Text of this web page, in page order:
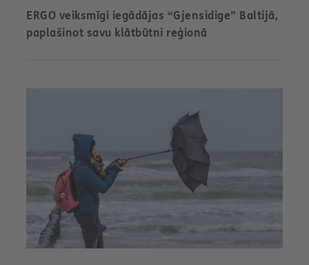
ERGO veiksmīgi iegādājas “Gjensidige” Baltijā,
paplašinot savu klātbūtni reģionā